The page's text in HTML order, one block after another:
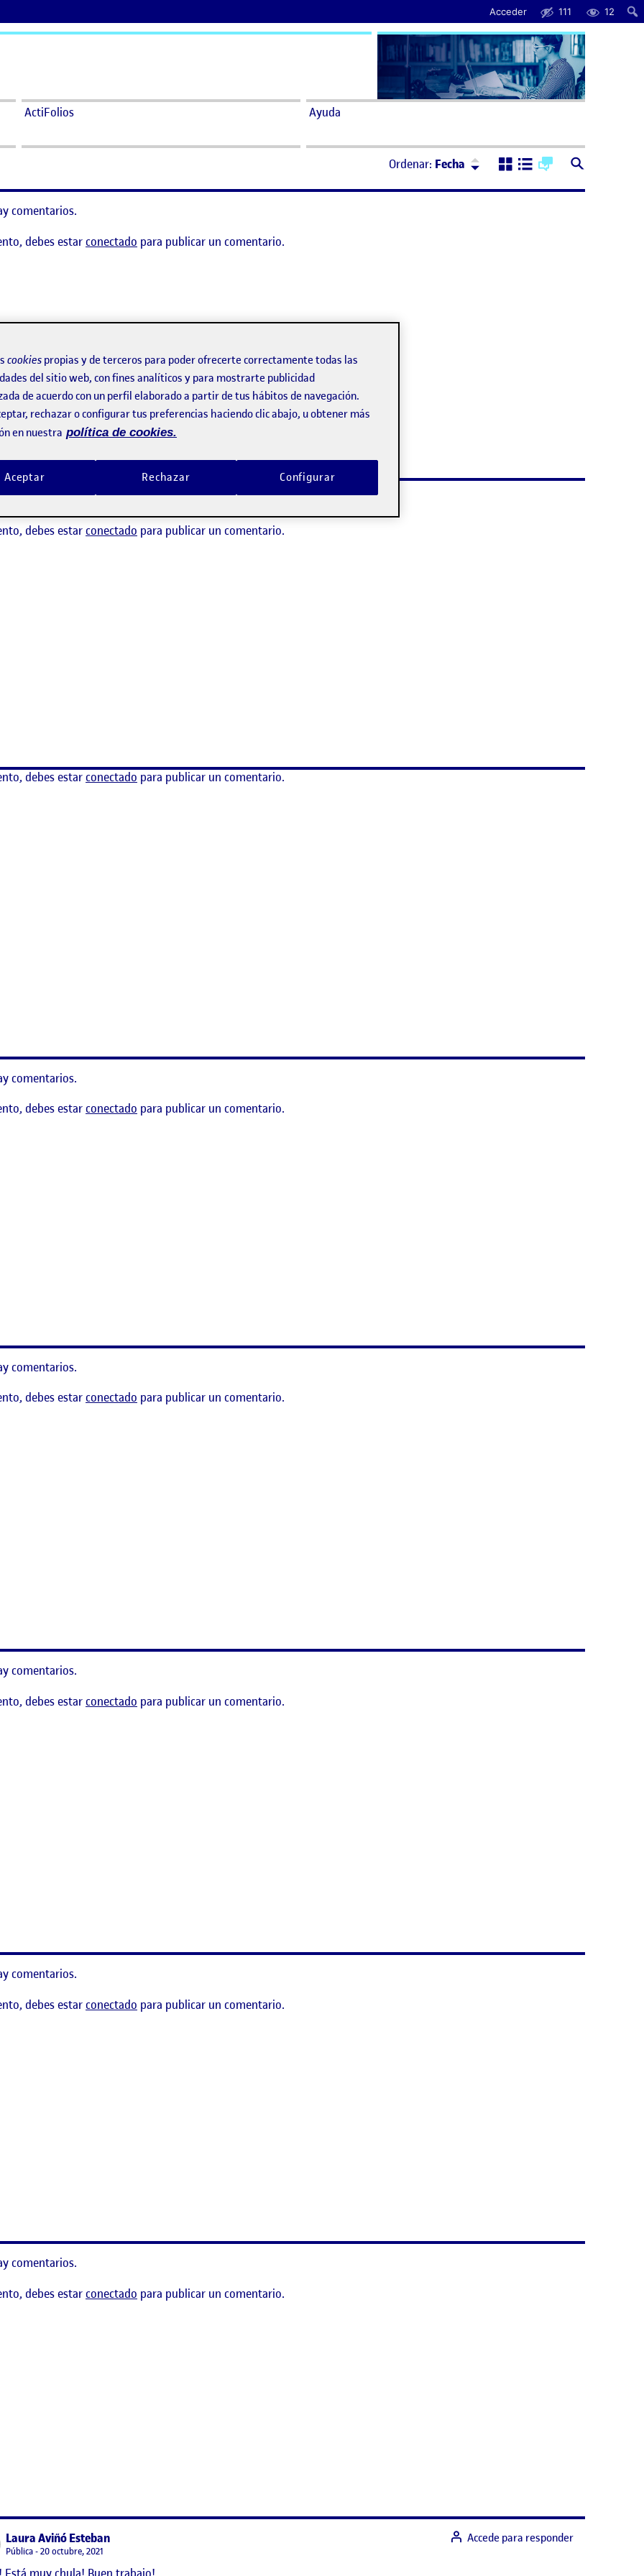
Acceder 111 12
ActiFolios Ayuda
Ordenar: Fecha Ordenar:Descendente
y caso de estudio (proyecto 2/2)
comentarios.
debes estarconectado para publicar un comentario.
comentarios.
debes estarconectado para publicar un comentario.
debes estarconectado para publicar un comentario.
comentarios.
debes estarconectado para publicar un comentario.
comentarios.
debes estarconectado para publicar un comentario.
comentarios.
debes estarconectado para publicar un comentario.
comentarios.
debes estarconectado para publicar un comentario.
comentarios.
debes estarconectado para publicar un comentario.
Laura Aviñó Estebansays:
Visibilidad:
Pública 20 octubre, 2021
Está muy chula! Buen trabajo!
Accede para responder
cookies propias y de terceros para poder ofrecerte correctamente todas las
del sitio web, con fines analíticos y para mostrarte publicidad
de acuerdo con un perfil elaborado a partir de tus hábitos de navegación.
rechazar o configurar tus preferencias haciendo clic abajo, u obtener más
en nuestra política de cookies.
Rechazar
Aceptar Configurar